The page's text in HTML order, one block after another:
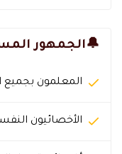
🔔الجمهور
المعلمون بجميع
الأخصائيون